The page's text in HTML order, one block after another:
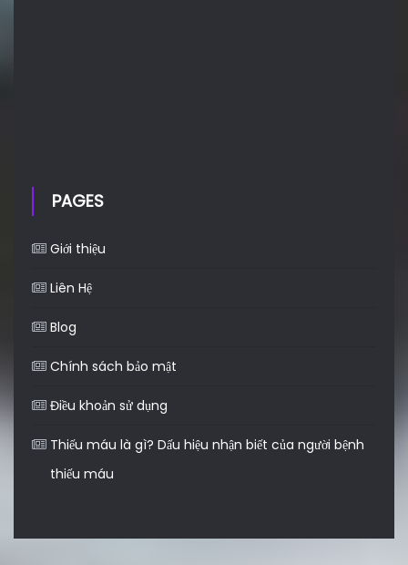
PAGES
Giới thiệu
Liên Hệ
Blog
Chính sách bảo mật
Điều khoản sử dụng
Thiếu máu là gì? Dấu hiệu nhận biết của người bệnh
thiếu máu